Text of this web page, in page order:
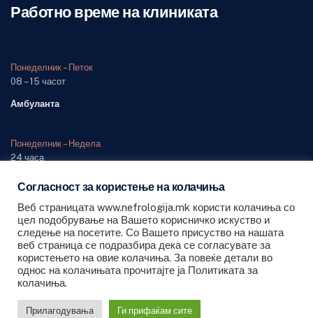
Работно време на клиниката
Понеделник – Петок
08 – 15 часот
Амбуланта
Понеделник – Недела
24 часа
Одделение (дежурна служба)
Сите права се задржани © 2026 ЈЗУ Универзитетска клиника за
Согласност за користење на колачиња
Веб страницата www.nefrologija.mk користи колачиња со
цел подобрување на Вашето корисничко искуство и
следење на посетите. Со Вашето присуство на нашата
веб страница се подразбира дека се согласувате за
користењето на овие колачиња. За повеќе детали во
однос на колачињата прочитајте ја Политиката за
колачиња.
Прилагодувања Ги прифаќам сите